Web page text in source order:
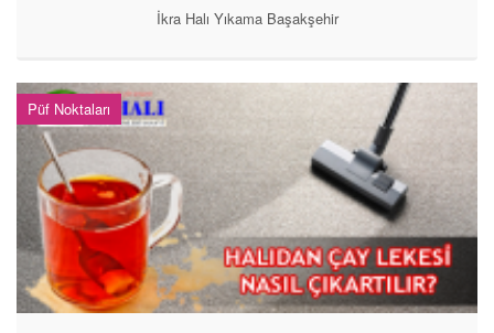
İkra Halı Yıkama Başakşehir
Püf Noktaları